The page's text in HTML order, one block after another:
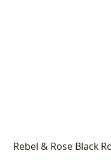
Rebel & Rose Black